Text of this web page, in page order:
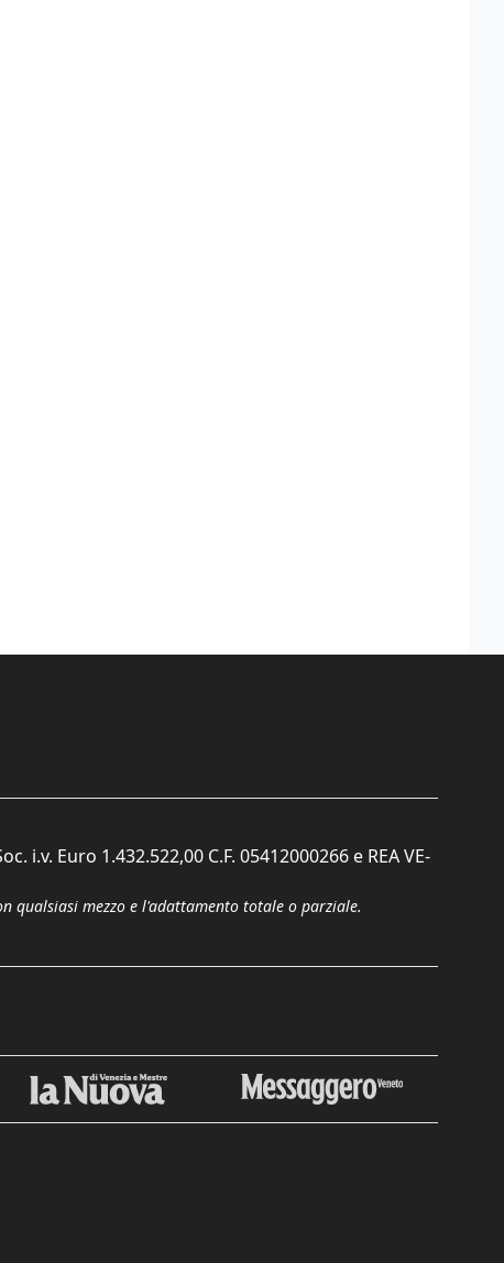
i.v. Euro 1.432.522,00 C.F. 05412000266 e REA VE-
qualsiasi mezzo e l'adattamento totale o parziale.